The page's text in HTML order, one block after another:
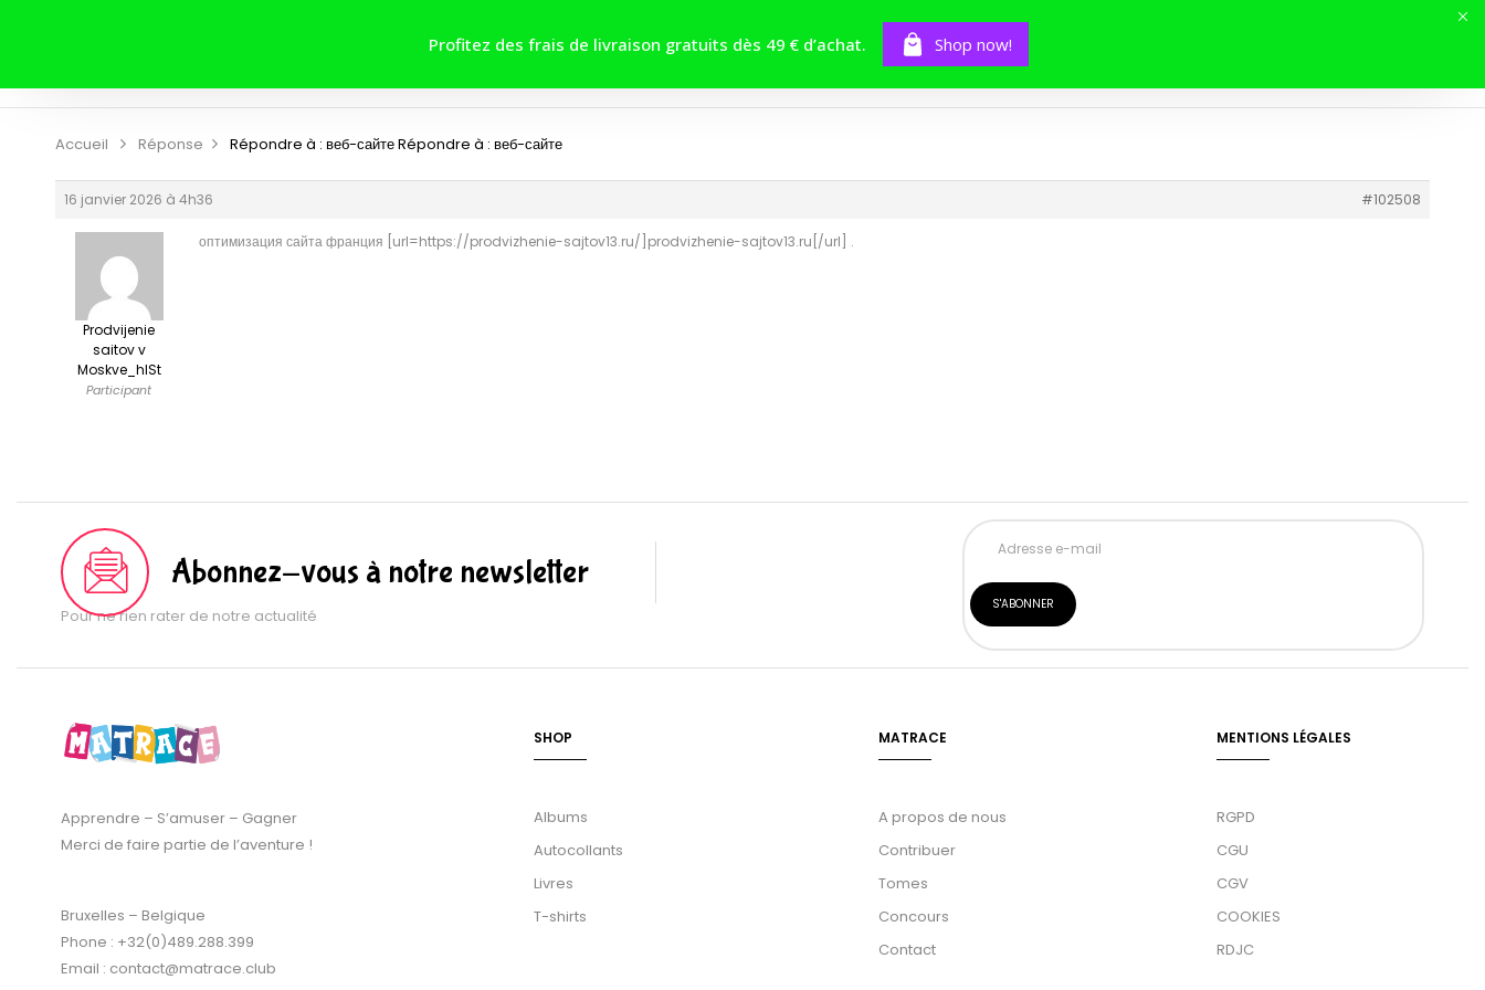
Profitez des frais de livraison gratuits dès 49 € d’achat. Shop now!
A PROPOS DE NOUS BOUTIQUE TOMES
CONCOURS
Accueil Réponse Répondre à : веб-сайтеRépondre à : веб-сайте
16 janvier 2026 à 4h36 #102508
Prodvijenie
saitov v
Moskve_hlSt
Participant
оптимизация сайта франция [url=https://prodvizhenie-sajtov13.ru/]prodvizhenie-sajtov13.ru[/url] .
Abonnez-vous à notre newsletter
Pour ne rien rater de notre actualité
Apprendre – S’amuser – Gagner
Merci de faire partie de l’aventure !
Bruxelles – Belgique
Phone : +32(0)489.288.399
Email : contact@matrace.club
SHOP
Albums
Autocollants
Livres
T-shirts
MATRACE
A propos de nous
Contribuer
Tomes
Concours
Contact
MENTIONS LÉGALES
RGPD
CGU
CGV
COOKIES
RDJC